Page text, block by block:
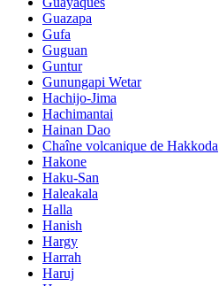
Guazapa
Gufa
Guguan
Guntur
Gunungapi Wetar
Hachijo-Jima
Hachimantai
Hainan Dao
Chaîne volcanique de Hakkoda
Hakone
Haku-San
Haleakala
Halla
Hanish
Hargy
Harrah
Haruj